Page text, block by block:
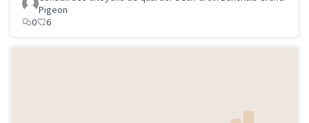
Pigeon
0
6